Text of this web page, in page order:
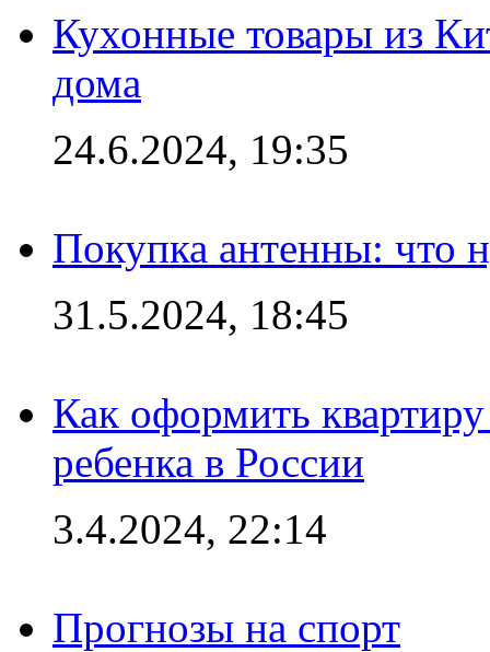
Кухонные товары из
дома
24.6.2024, 19:35
Покупка антенны: что
31.5.2024, 18:45
Как оформить
ребенка в России
3.4.2024, 22:14
Прогнозы на спорт